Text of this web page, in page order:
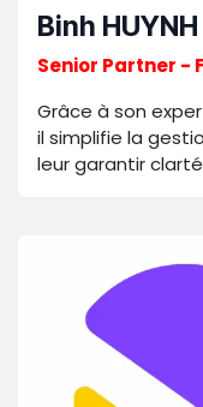
Binh HUYNH
Senior Partner -
Grâce à son
il simplifie la
leur garantir